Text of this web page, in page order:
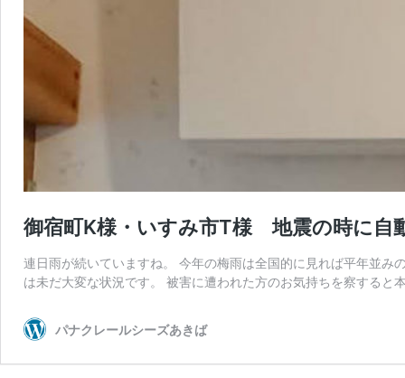
御宿町K様・いすみ市T様 地震の時に自
連日雨が続いていますね。 今年の梅雨は全国的に見れば平年並
は未だ大変な状況です。 被害に遭われた方のお気持ちを察する
パナクレールシーズあきば